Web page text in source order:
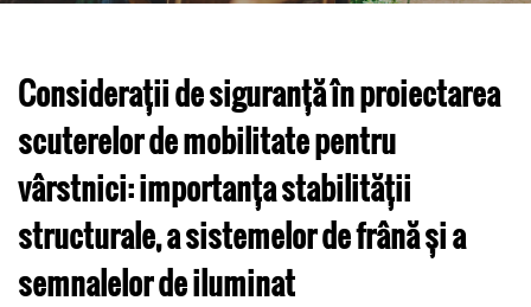
Considerații de siguranță în proiectarea
scuterelor de mobilitate pentru
vârstnici: importanța stabilității
structurale, a sistemelor de frână și a
semnalelor de iluminat